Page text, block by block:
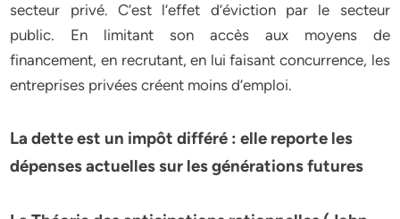
secteur privé. C’est l’effet d’éviction par le secteur
public. En limitant son accès aux moyens de
financement, en recrutant, en lui faisant concurrence, les
entreprises privées créent moins d’emploi.
La dette est un impôt différé : elle reporte les
dépenses actuelles sur les générations futures